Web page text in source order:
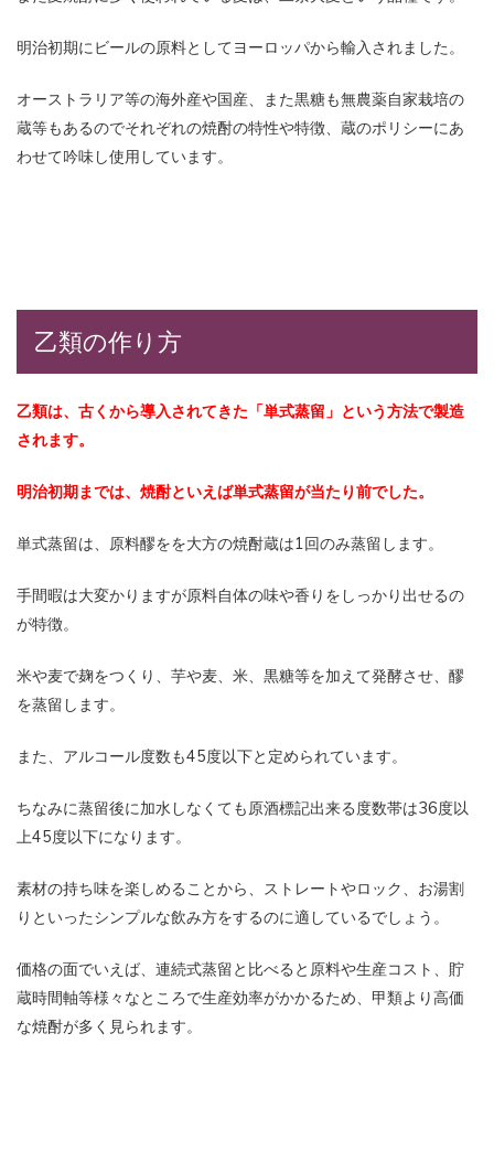
明治初期にビールの原料としてヨーロッパから輸入されました。
オーストラリア等の海外産や国産、また黒糖も無農薬自家栽培の
蔵等もあるのでそれぞれの焼酎の特性や特徴、蔵のポリシーにあ
わせて吟味し使用しています。
乙類の作り方
乙類は、古くから導入されてきた「単式蒸留」という方法で製造
されます。
明治初期までは、焼酎といえば単式蒸留が当たり前でした。
単式蒸留は、原料醪をを大方の焼酎蔵は1回のみ蒸留します。
手間暇は大変かりますが原料自体の味や香りをしっかり出せるの
が特徴。
米や麦で麹をつくり、芋や麦、米、黒糖等を加えて発酵させ、醪
を蒸留します。
また、アルコール度数も45度以下と定められています。
ちなみに蒸留後に加水しなくても原酒標記出来る度数帯は36度以
上45度以下になります。
素材の持ち味を楽しめることから、ストレートやロック、お湯割
りといったシンプルな飲み方をするのに適しているでしょう。
価格の面でいえば、連続式蒸留と比べると原料や生産コスト、貯
蔵時間軸等様々なところで生産効率がかかるため、甲類より高価
な焼酎が多く見られます。